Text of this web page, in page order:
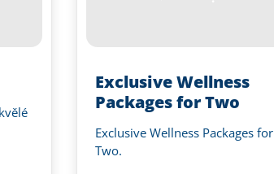
Exclusive Wellness
Packages for Two
Exclusive Wellness Packages for
Two.